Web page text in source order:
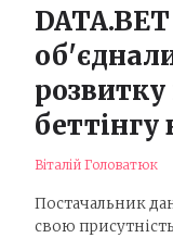
Віталій Головатюк
Постачальник
свою